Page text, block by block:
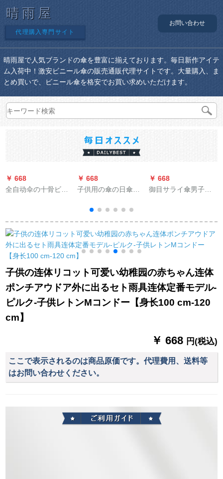
晴雨屋
代理購入専門サイト
お問い合わせ
晴雨屋で人気ブランドの傘を豊富に揃えております。毎日新作アイテ
ム入荷中！激安ビニール傘の販売通販代理サイトです。大量購入、ま
とめ買いで、ビニール傘を格安でお買い求めいただけます。
￥ 668
全自动伞の十骨ビジ
を补强します。三つ
折りにしてから、晴
雨を収穫します。
￥ 668
子供用の傘の日傘か
体型の傘メガネ46
cm*8 K
￥ 668
御目サライ傘男子長
の24本の傘の日本の
アニメ・マンガの柄
の傘の防風の日よけ
立ての男性の16骨
子供の连体リコット可爱い幼稚园の赤ちゃん连体
ポンチアウドア外に出るセト雨具连体定番モデル-
ピルク-子供レトンMコンドー【身长100 cm-120
cm】
￥ 668 円(税込)
ここで表示されるのは商品原価です。代理費用、送料等
はお問い合わせください。